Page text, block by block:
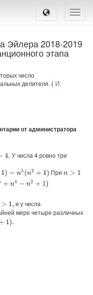
Toggle
Эйлера 2018-2019
этапа
число
делителя. ( И.
от администратора
У числа 4 ровно три
+1 )(n 4−n2+1 )= n2 +1)(n5 +n 4−
Приn>1
и у числа
мере четыре различных